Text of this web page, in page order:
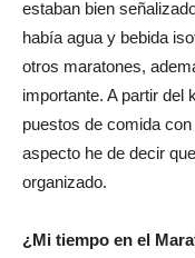
estaban bien
había agua y bebida
otros maratones,
importante. A partir del
puestos de comida
aspecto he de decir
organizado.
¿Mi tiempo en el